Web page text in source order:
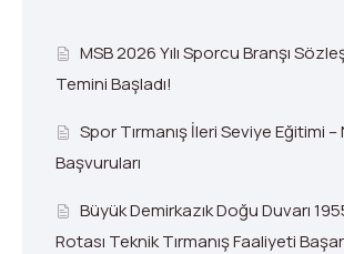
MSB 2026 Yılı Sporcu Branşı
Temini Başladı!
Spor Tırmanış İleri Seviye Eğitimi
Başvuruları
Büyük Demirkazık Doğu Duvarı
Rotası Teknik Tırmanış Faaliyeti